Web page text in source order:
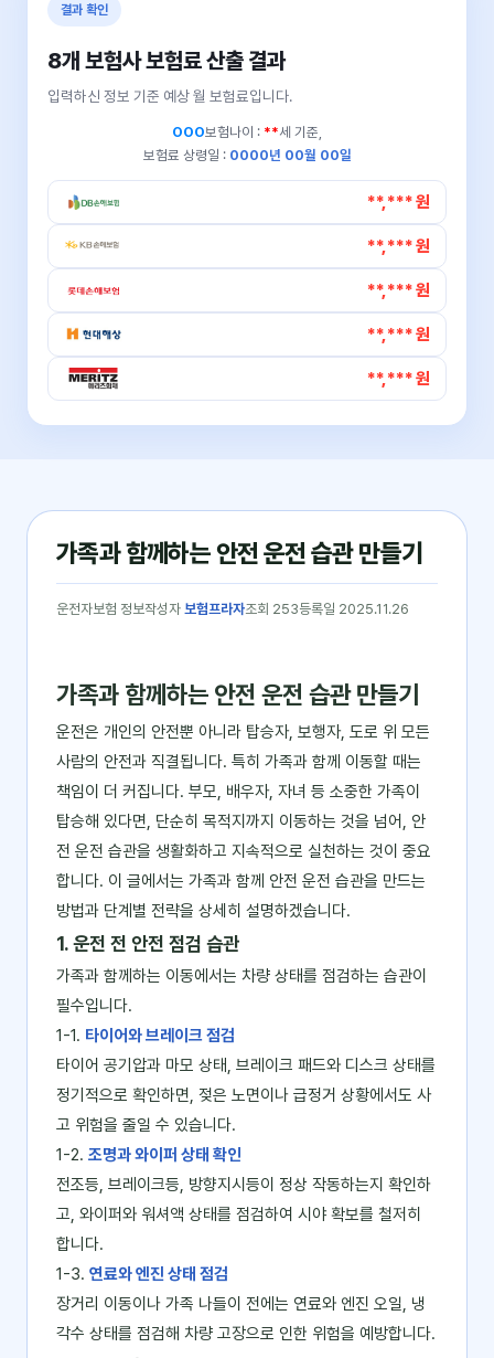
결과 확인
8개 보험사 보험료 산출 결과
입력하신 정보 기준 예상 월 보험료입니다.
OOO보험나이 : **세 기준,
보험료 상령일 : 0000년 00월 00일
**,*** 원
**,*** 원
**,*** 원
**,*** 원
**,*** 원
가족과 함께하는 안전 운전 습관 만들기
운전자보험 정보작성자 보험프라자조회 253등록일 2025.11.26
가족과 함께하는 안전 운전 습관 만들기
운전은 개인의 안전뿐 아니라 탑승자, 보행자, 도로 위 모든
사람의 안전과 직결됩니다. 특히 가족과 함께 이동할 때는
책임이 더 커집니다. 부모, 배우자, 자녀 등 소중한 가족이
탑승해 있다면, 단순히 목적지까지 이동하는 것을 넘어, 안
전 운전 습관을 생활화하고 지속적으로 실천하는 것이 중요
합니다. 이 글에서는 가족과 함께 안전 운전 습관을 만드는
방법과 단계별 전략을 상세히 설명하겠습니다.
1. 운전 전 안전 점검 습관
가족과 함께하는 이동에서는 차량 상태를 점검하는 습관이
필수입니다.
1-1. 타이어와 브레이크 점검
타이어 공기압과 마모 상태, 브레이크 패드와 디스크 상태를
정기적으로 확인하면, 젖은 노면이나 급정거 상황에서도 사
고 위험을 줄일 수 있습니다.
1-2. 조명과 와이퍼 상태 확인
전조등, 브레이크등, 방향지시등이 정상 작동하는지 확인하
고, 와이퍼와 워셔액 상태를 점검하여 시야 확보를 철저히
합니다.
1-3. 연료와 엔진 상태 점검
장거리 이동이나 가족 나들이 전에는 연료와 엔진 오일, 냉
각수 상태를 점검해 차량 고장으로 인한 위험을 예방합니다.